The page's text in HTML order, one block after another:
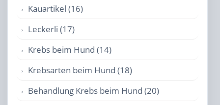
Kauartikel (16)
Leckerli (17)
Krebs beim Hund (14)
Krebsarten beim Hund (18)
Behandlung Krebs beim Hund (20)